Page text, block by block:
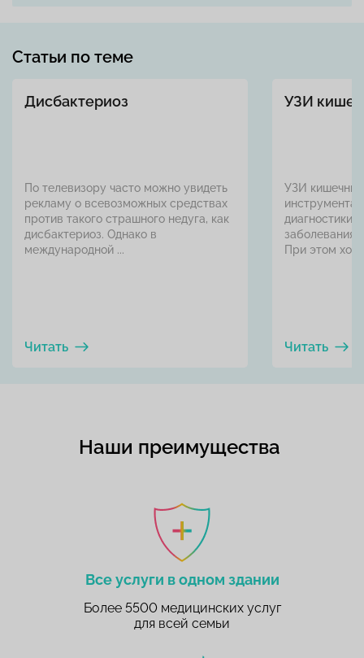
Статьи по теме
Дисбактериоз
По телевизору часто можно увидеть
рекламу о всевозможных средствах
против такого страшного недуга, как
дисбактериоз. Однако в
международной ...
Читать
УЗИ
УЗИ
диагностики,
заболевания
При этом
Читать
Наши преимущества
Все услуги в одном здании
Более 5500 медицинских услуг
для всей семьи